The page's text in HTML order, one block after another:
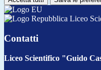
Liceo
Contatti
Liceo Scientifico "Guido